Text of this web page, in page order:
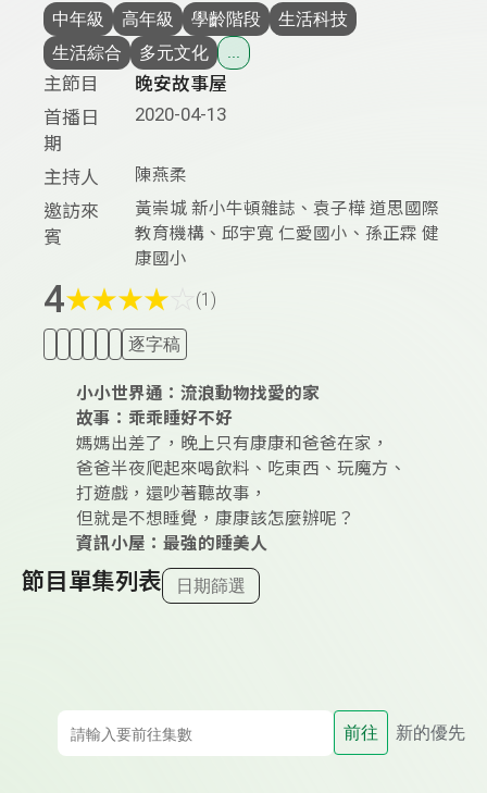
中年級 高年級 學齡階段
生活科技
生活綜合
多元文化
主節目
晚安故事屋
首播日
期
2020-04-13
主持人 陳燕柔
邀訪來
賓
黃崇城 新小牛頓雜誌、袁子樺 道思國際
教育機構、邱宇寬 仁愛國小、孫正霖 健
康國小
4★★★★ (1)
逐字稿
小小世界通：流浪動物找愛的家
故事：乖乖睡好不好
媽媽出差了，晚上只有康康和爸爸在家，
爸爸半夜爬起來喝飲料、吃東西、玩魔方、
打遊戲，還吵著聽故事，
但就是不想睡覺，康康該怎麼辦呢？
資訊小屋：最強的睡美人
節目單集列表 日期篩選
前往 新的優先